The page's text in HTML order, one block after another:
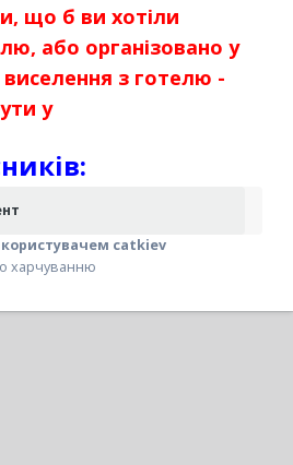
що б ви хотіли
або організовано у
виселення з готелю -
у
catkiev
харчуванню